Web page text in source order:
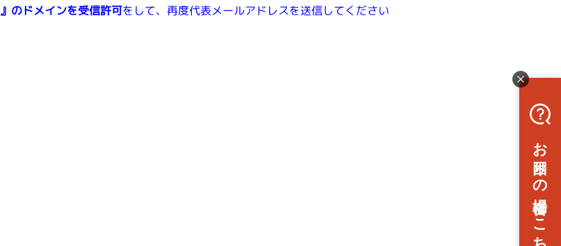
』のドメインを受信許可をして、再度代表メールアドレスを送信してください